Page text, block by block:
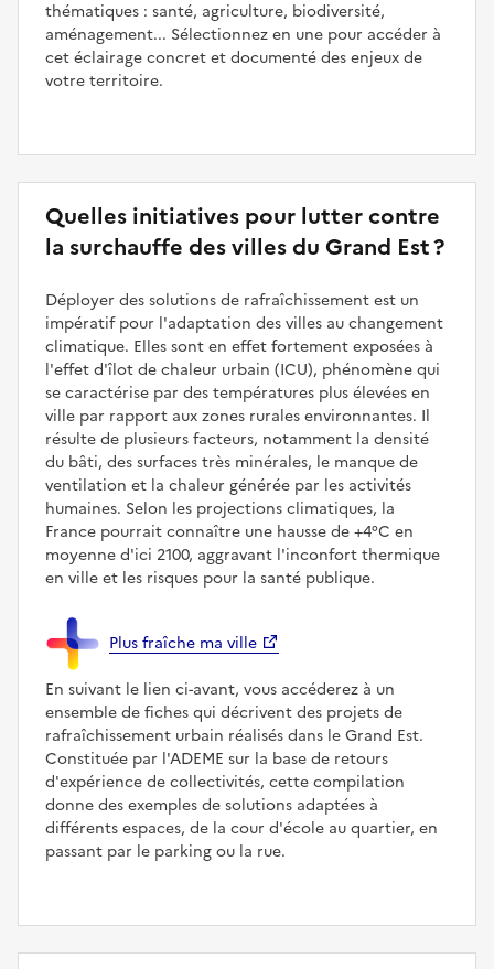
thématiques : santé, agriculture, biodiversité,
aménagement... Sélectionnez en une pour accéder à
cet éclairage concret et documenté des enjeux de
votre territoire.
Quelles initiatives pour lutter contre
la surchauffe des villes du Grand Est ?
Déployer des solutions de rafraîchissement est un
impératif pour l'adaptation des villes au changement
climatique. Elles sont en effet fortement exposées à
l'effet d'îlot de chaleur urbain (ICU), phénomène qui
se caractérise par des températures plus élevées en
ville par rapport aux zones rurales environnantes. Il
résulte de plusieurs facteurs, notamment la densité
du bâti, des surfaces très minérales, le manque de
ventilation et la chaleur générée par les activités
humaines. Selon les projections climatiques, la
France pourrait connaître une hausse de +4°C en
moyenne d'ici 2100, aggravant l'inconfort thermique
en ville et les risques pour la santé publique.
Plus fraîche ma ville
En suivant le lien ci-avant, vous accéderez à un
ensemble de fiches qui décrivent des projets de
rafraîchissement urbain réalisés dans le Grand Est.
Constituée par l'ADEME sur la base de retours
d'expérience de collectivités, cette compilation
donne des exemples de solutions adaptées à
différents espaces, de la cour d'école au quartier, en
passant par le parking ou la rue.